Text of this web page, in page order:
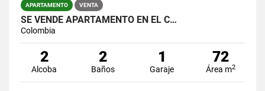
APARTAMENTO VENTA
SE VENDE APARTAMENTO EN EL C…
Colombia
2
Alcoba
2
Baños
1
Garaje
72
Área m2